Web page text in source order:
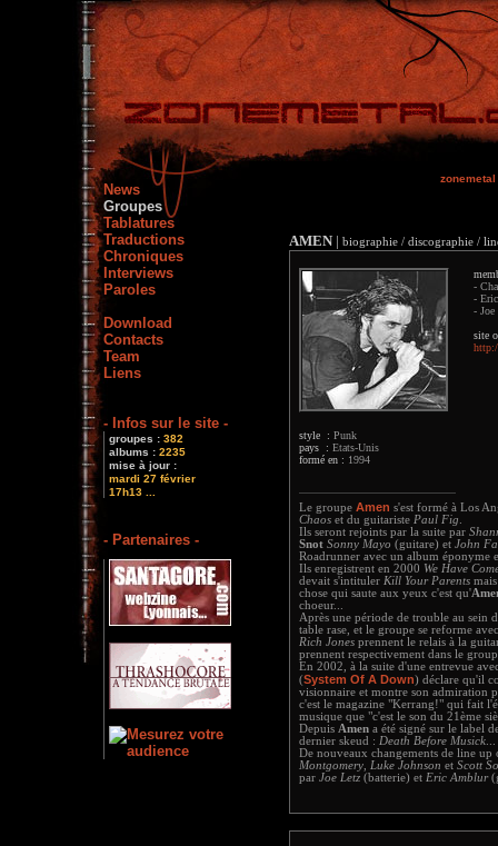
News
Groupes
Tablatures
Traductions
Chroniques
Interviews
Paroles
Download
Contacts
Team
Liens
- Infos sur le site -
groupes : 382
albums : 2235
mise à jour :
mardi 27 février
17h13 ...
- Partenaires -
zonemetal
AMEN | biographie / discographie /
style : Punk
pays : Etats-Unis
formé en : 1994
-
-
- Joe
site
Le groupe Amen s'est formé à Los
Chaos et du guitariste Paul Fig
Ils seront rejoints par la suite par
Snot Sonny Mayo (guitare) et John
Roadrunner avec un album éponyme
Ils enregistrent en 2000 We Have
devait s'intituler Kill Your Parents
chose qui saute aux yeux c'est qu'
choeur...
Après une période de trouble au sein
table rase, et le groupe se reforme
Rich Jones prennent le relais à la
prennent respectivement dans le
En 2002, à la suite d'une entrevue
(System Of A Down) déclare qu'il
visionnaire et montre son admiration
c'est le magazine "Kerrang!" qui fait
musique que "c'est le son du 21ème
Depuis Amen a été signé sur le label
dernier skeud : Death Before Musick
De nouveaux changements de line
Montgomery
Luke Johnson et Scott
par Joe Letz (batterie) et Eric Amblur